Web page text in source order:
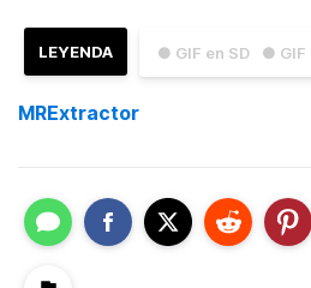
● GIF en SD ● GIF
LEYENDA
MRExtractor